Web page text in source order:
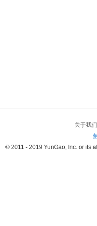
关于我们
© 2011 - 2019 YunGao, Inc. or its